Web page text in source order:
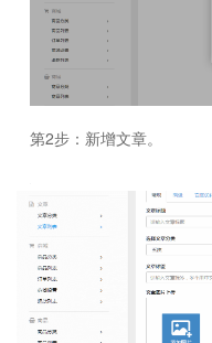
第2步：新增文章。